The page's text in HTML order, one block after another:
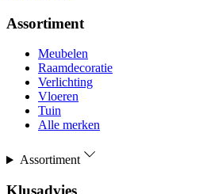
Assortiment
Meubelen
Raamdecoratie
Verlichting
Vloeren
Tuin
Alle merken
Assortiment
Klusadvies